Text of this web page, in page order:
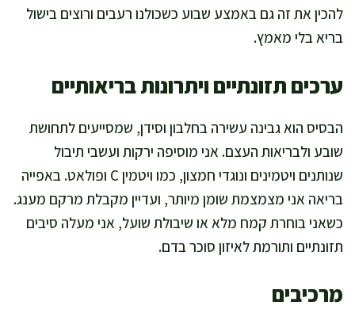
להכין את זה גם באמצע שבוע כשכולנו רעבים ורוצים בישול
בריא בלי מאמץ.
ערכים תזונתיים ויתרונות בריאותיים
הבסיס הוא גבינה עשירה בחלבון וסידן, שמסייעים לתחושת
שובע ולבריאות העצם. אני מוסיפה ירקות ועשבי תיבול
שנותנים ויטמינים ונוגדי חמצון, כמו ויטמין C ופולאט. באפייה
בריאה אני מצמצמת שומן מיותר, ועדיין מקבלת מרקם מענג.
כשאני בוחרת קמח מלא או שיבולת שועל, אני מעלה סיבים
תזונתיים ותורמת לאיזון סוכר בדם.
מרכיבים